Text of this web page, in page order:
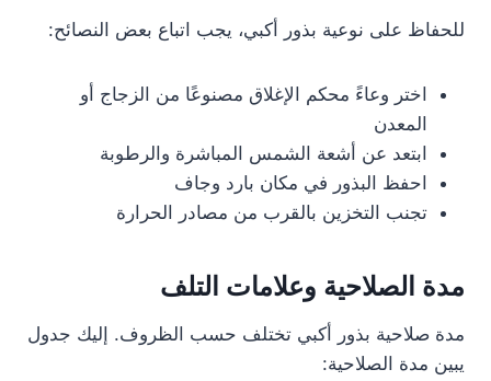
للحفاظ على نوعية بذور أكبي، يجب اتباع بعض النصائح:
اختر وعاءً محكم الإغلاق مصنوعًا من الزجاج أو
المعدن
ابتعد عن أشعة الشمس المباشرة والرطوبة
احفظ البذور في مكان بارد وجاف
تجنب التخزين بالقرب من مصادر الحرارة
مدة الصلاحية وعلامات التلف
مدة صلاحية بذور أكبي تختلف حسب الظروف. إليك جدول
يبين مدة الصلاحية: